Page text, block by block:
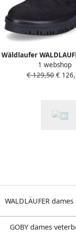
Wäldlaufer
Hoge1 webshop
€ 129,50€
WALDLÄUFER
GOBY dames